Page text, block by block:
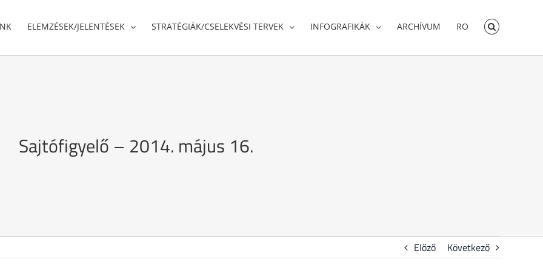
ELEMZÉSEK/JELENTÉSEK STRATÉGIÁK/CSELEKVÉSI TERVEK INFOGRAFIKÁK ARCHÍVUM RO
Sajtófigyelő – 2014. május 16.
Előző Következő